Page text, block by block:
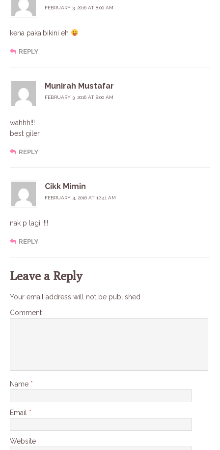
FEBRUARY 3, 2016 AT 8:00 AM
kena pakaibikini eh
REPLY
Munirah Mustafar
FEBRUARY 3, 2016 AT 8:00 AM
wahhh!!!
best giler…
REPLY
Cikk Mimin
FEBRUARY 4, 2016 AT 12:41 AM
nak p lagi !!!!
REPLY
Leave a Reply
Your email address will not be published.
Comment
Name *
Email *
Website